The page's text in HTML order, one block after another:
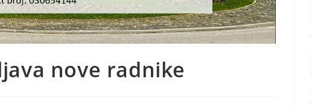
nove radnike